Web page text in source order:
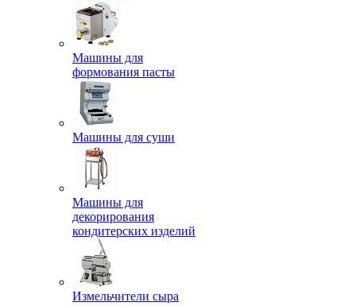
Машины для
формования пасты
Машины для суши
Машины для
декорирования
кондитерских изделий
Измельчители сыра